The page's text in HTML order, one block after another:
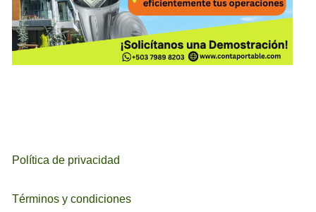
Política de privacidad
Términos y condiciones